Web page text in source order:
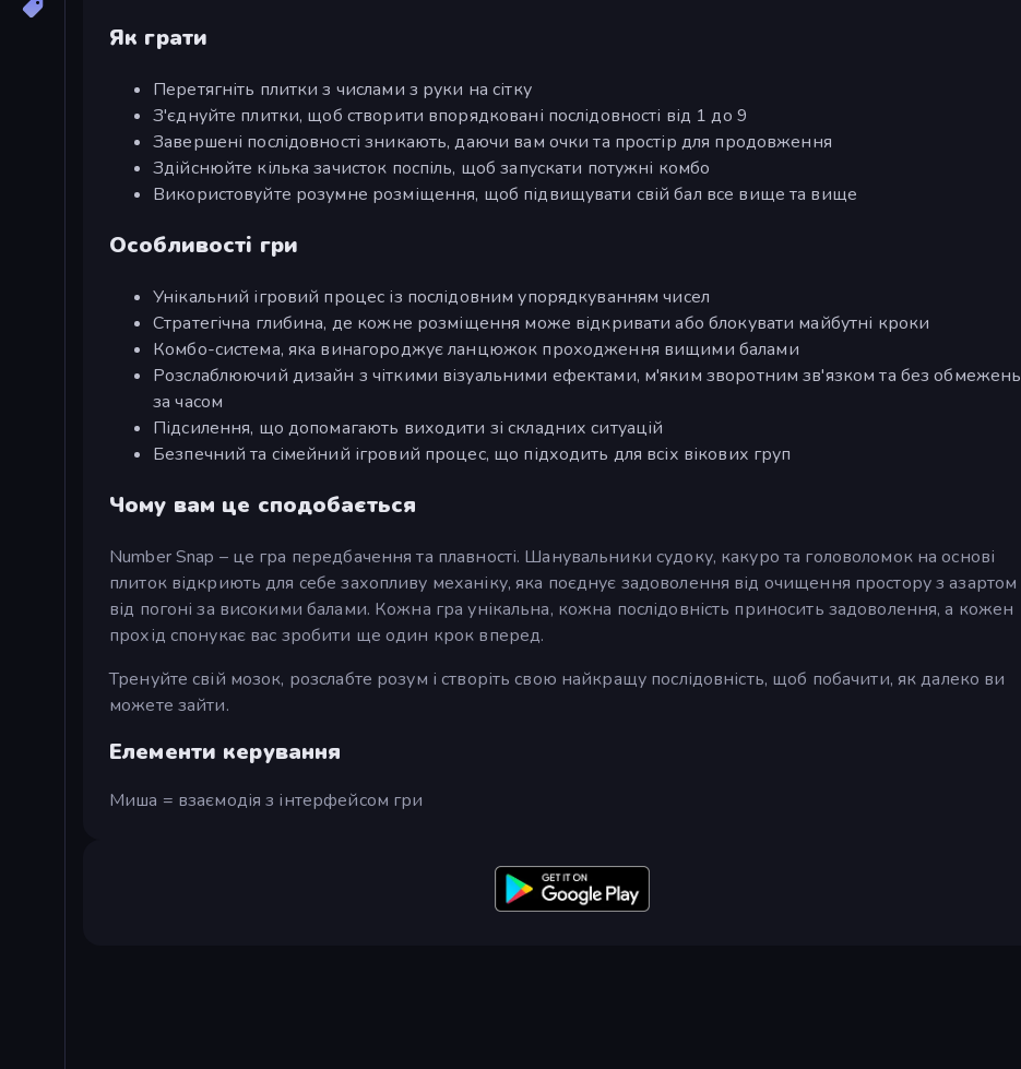
Як грати
Перетягніть плитки з числами з руки на сітку
З'єднуйте плитки, щоб створити впорядковані послідовності від 1 до 9
Завершені послідовності зникають, даючи вам очки та простір для продовження
Здійснюйте кілька зачисток поспіль, щоб запускати потужні комбо
Використовуйте розумне розміщення, щоб підвищувати свій бал все вище та вище
Особливості гри
Унікальний ігровий процес із послідовним упорядкуванням чисел
Стратегічна глибина, де кожне розміщення може відкривати або блокувати майбутні кроки
Комбо-система, яка винагороджує ланцюжок проходження вищими балами
Розслаблюючий дизайн з чіткими візуальними ефектами, м'яким зворотним зв'язком та без обмежень
за часом
Підсилення, що допомагають виходити зі складних ситуацій
Безпечний та сімейний ігровий процес, що підходить для всіх вікових груп
Чому вам це сподобається
Number Snap – це гра передбачення та плавності. Шанувальники судоку, какуро та головоломок на основі
плиток відкриють для себе захопливу механіку, яка поєднує задоволення від очищення простору з азартом
від погоні за високими балами. Кожна гра унікальна, кожна послідовність приносить задоволення, а кожен
прохід спонукає вас зробити ще один крок вперед.
Тренуйте свій мозок, розслабте розум і створіть свою найкращу послідовність, щоб побачити, як далеко ви
можете зайти.
Елементи керування
Миша = взаємодія з інтерфейсом гри